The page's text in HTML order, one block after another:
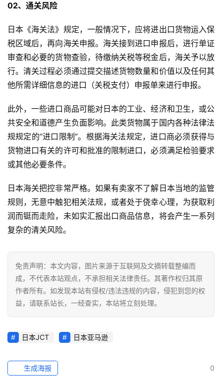
02、通关风险
日本《海关法》规定，一般情况下，应将进出口货物运入保
税区域后，再向海关申报。海关接到进口申报后，进行单证
审查和必要的货物查验，待缴纳关税等税金后，海关予以放
行。清关过程必须通过提交描述货物数量和价值以及任何其
他所需详细信息的进口（关税支付）申报单来进行申报。
此外，一些进口商品可能对日本的工业、经济和卫生，或公
共安全和道德产生负面影响。此类货物属于国内各种法律法
规规定的“进口限制”。根据海关法规定，进口商必须获得与
货物进口有关的许可和批准的限制进口，必须满足检验要求
或其他必要条件。
日本海关把控非常严格。如果有卖家不了解日本当地的监管
规则，无意中触犯相关法规，或者处于侥幸心理，为获取利
润而铤而走险，未如实汇报出口商品信息，将会产生一系列
复杂的清关风险。
免责声明：本文内容，图片来源于互联网及文摘转载整编而
成，不代表本站观点，不承担相关法律责任。其著作权归其原
作者所有。如发现本站有侵权/违法违规的内容，侵犯到您的权
益，请联系站长，一经查实，本站将立刻处理。
日本JCT 日本亚马逊
0
生成海报